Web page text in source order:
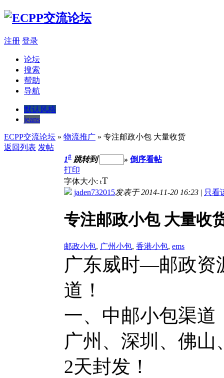
注册 登录
论坛
搜索
帮助
导航
默认风格
jeans
ECPP交流论坛 » 物流推广 » 专注邮政小包 大量收货
返回列表 发帖
1# 跳转到 » 倒序看帖
打印
字体大小: tT
jaden732015发表于 2014-11-20 16:23 | 只看
专注邮政小包 大量收
邮政小包, 广州小包, 香港小包, ems
广东威时—邮政资
道！
一、中邮小包渠道
广州、深圳、佛山
2天封发！